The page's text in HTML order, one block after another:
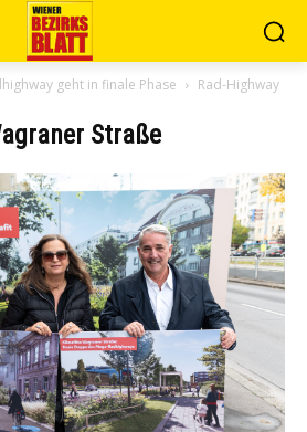
geht in finale Phase
Rad-Highway
Straße